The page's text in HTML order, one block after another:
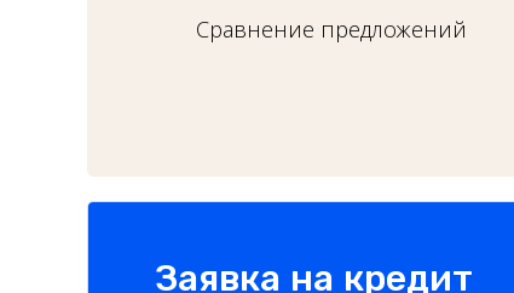
Сравнение предложений